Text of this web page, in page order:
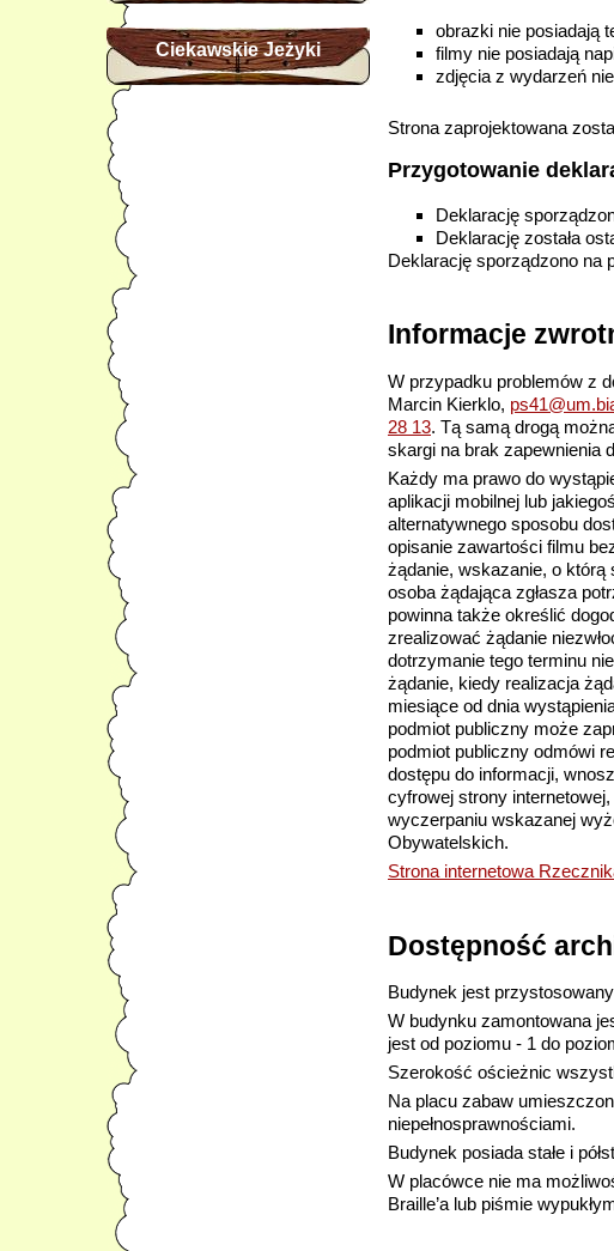
Ciekawskie Jeżyki
obrazki nie posiadają
filmy nie posiadają
zdjęcia z wydarzeń
Strona zaprojektowana
Przygotowanie
Deklarację
Deklarację została
Deklarację sporządzono na
Informacje
W przypadku problemów z
Marcin Kierklo,
28 13. Tą samą drogą
skargi na brak zapewnienia
Każdy ma prawo do
aplikacji mobilnej lub
alternatywnego sposobu
opisanie zawartości filmu
żądanie, wskazanie, o którą
osoba żądająca zgłasza
powinna także określić
zrealizować żądanie
dotrzymanie tego terminu
żądanie, kiedy realizacja
miesiące od dnia
podmiot publiczny może
podmiot publiczny odmówi
dostępu do informacji,
cyfrowej strony
wyczerpaniu wskazanej
Obywatelskich.
Strona internetowa
Dostępność
Budynek jest
W budynku zamontowana
jest od poziomu - 1 do
Szerokość ościeżnic
Na placu zabaw
niepełnosprawnościami.
Budynek posiada stałe i
W placówce nie ma
Braille’a lub piśmie